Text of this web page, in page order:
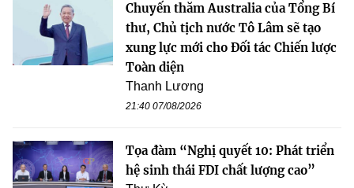
Chuyến thăm Australia của Tổng Bí
thư, Chủ tịch nước Tô Lâm sẽ tạo
xung lực mới cho Đối tác Chiến lược
Toàn diện
Thanh Lương
21:40 07/08/2026
Tọa đàm “Nghị quyết 10: Phát triển
hệ sinh thái FDI chất lượng cao”